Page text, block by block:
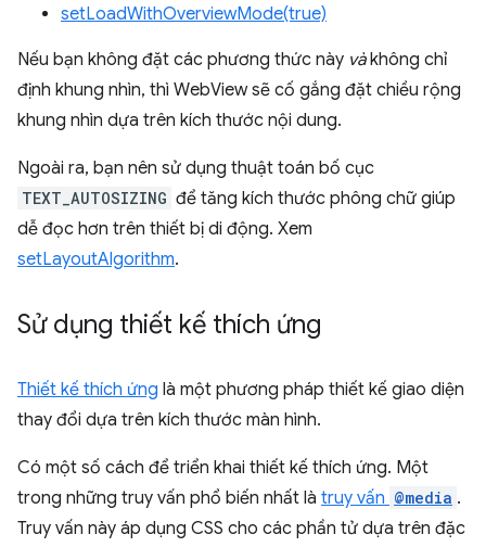
setLoadWithOverviewMode(true)
Nếu bạn không đặt các phương thức này vàkhông chỉ
định khung nhìn, thì WebView sẽ cố gắng đặt chiều rộng
khung nhìn dựa trên kích thước nội dung.
Ngoài ra, bạn nên sử dụng thuật toán bố cục
TEXT_AUTOSIZING để tăng kích thước phông chữ giúp
dễ đọc hơn trên thiết bị di động. Xem
setLayoutAlgorithm.
Sử dụng thiết kế thích ứng
Thiết kế thích ứng là một phương pháp thiết kế giao diện
thay đổi dựa trên kích thước màn hình.
Có một số cách để triển khai thiết kế thích ứng. Một
trong những truy vấn phổ biến nhất là truy vấn @media .
Truy vấn này áp dụng CSS cho các phần tử dựa trên đặc